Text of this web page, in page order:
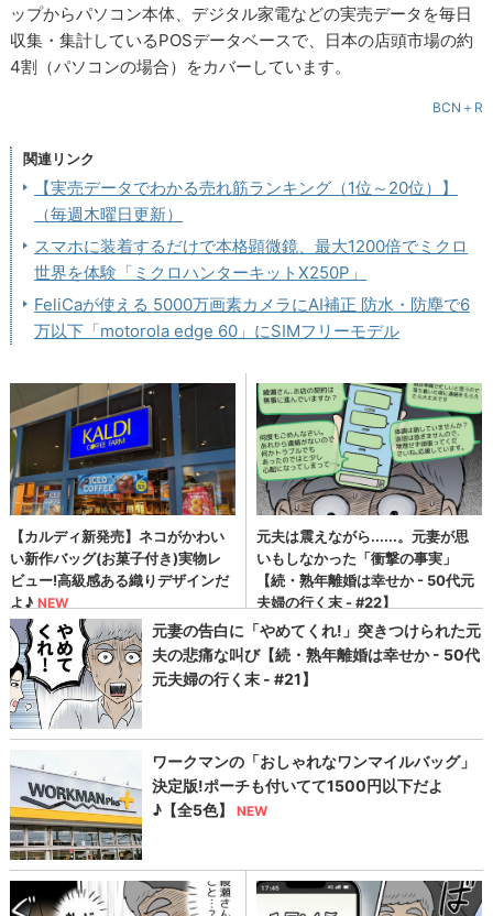
ップからパソコン本体、デジタル家電などの実売データを毎日
収集・集計しているPOSデータベースで、日本の店頭市場の約
4割（パソコンの場合）をカバーしています。
BCN＋R
関連リンク
【実売データでわかる売れ筋ランキング（1位～20位）】
（毎週木曜日更新）
スマホに装着するだけで本格顕微鏡、最大1200倍でミクロ
世界を体験「ミクロハンターキットX250P」
FeliCaが使える 5000万画素カメラにAI補正 防水・防塵で6
万以下「motorola edge 60」にSIMフリーモデル